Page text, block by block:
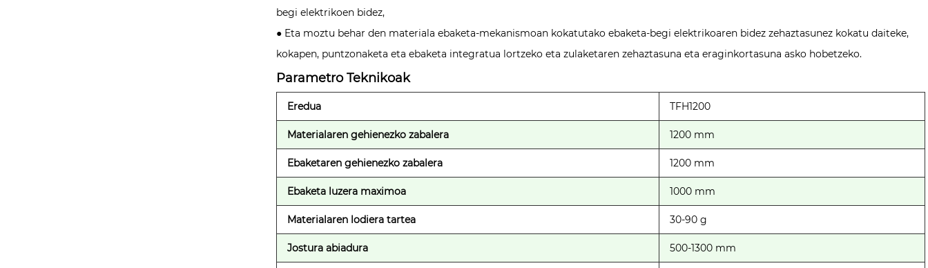
begi elektrikoen bidez,
● Eta moztu behar den materiala ebaketa-mekanismoan kokatutako ebaketa-begi elektrikoaren bidez zehaztasunez kokatu daiteke,
kokapen, puntzonaketa eta ebaketa integratua lortzeko eta zulaketaren zehaztasuna eta eraginkortasuna asko hobetzeko.
Parametro Teknikoak
Eredua TFH1200
Materialaren gehienezko zabalera 1200 mm
Ebaketaren gehienezko zabalera 1200 mm
Ebaketa luzera maximoa 1000 mm
Materialaren lodiera tartea 30-90 g
Jostura abiadura 500-1300 mm